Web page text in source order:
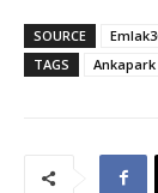
SOURCE
TAGS
Ankapark